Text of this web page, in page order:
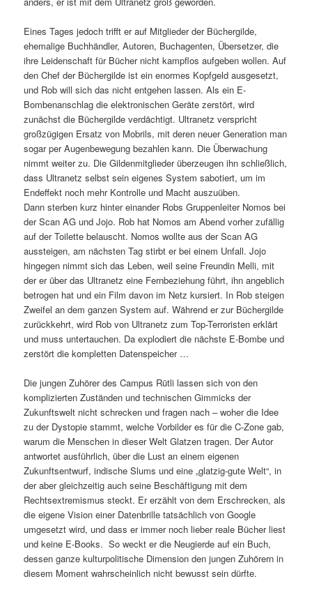
Eines Tages jedoch trifft er auf Mitglieder der Büchergilde,
ehemalige Buchhändler, Autoren, Buchagenten, Übersetzer, die
ihre Leidenschaft für Bücher nicht kampflos aufgeben wollen. Auf
den Chef der Büchergilde ist ein enormes Kopfgeld ausgesetzt,
und Rob will sich das nicht entgehen lassen. Als ein E-
Bombenanschlag die elektronischen Geräte zerstört, wird
zunächst die Büchergilde verdächtigt. Ultranetz verspricht
großzügigen Ersatz von Mobrils, mit deren neuer Generation man
sogar per Augenbewegung bezahlen kann. Die Überwachung
nimmt weiter zu. Die Gildenmitglieder überzeugen ihn schließlich,
dass Ultranetz selbst sein eigenes System sabotiert, um im
Endeffekt noch mehr Kontrolle und Macht auszuüben.
Dann sterben kurz hinter einander Robs Gruppenleiter Nomos bei
der Scan AG und Jojo. Rob hat Nomos am Abend vorher zufällig
auf der Toilette belauscht. Nomos wollte aus der Scan AG
aussteigen, am nächsten Tag stirbt er bei einem Unfall. Jojo
hingegen nimmt sich das Leben, weil seine Freundin Melli, mit
der er über das Ultranetz eine Fernbeziehung führt, ihn angeblich
betrogen hat und ein Film davon im Netz kursiert. In Rob steigen
Zweifel an dem ganzen System auf. Während er zur Büchergilde
zurückkehrt, wird Rob von Ultranetz zum Top-Terroristen erklärt
und muss untertauchen. Da explodiert die nächste E-Bombe und
zerstört die kompletten Datenspeicher …
Die jungen Zuhörer des Campus Rütli lassen sich von den
komplizierten Zuständen und technischen Gimmicks der
Zukunftswelt nicht schrecken und fragen nach – woher die Idee
zu der Dystopie stammt, welche Vorbilder es für die C-Zone gab,
warum die Menschen in dieser Welt Glatzen tragen. Der Autor
antwortet ausführlich, über die Lust an einem eigenen
Zukunftsentwurf, indische Slums und eine „glatzig-gute Welt“, in
der aber gleichzeitig auch seine Beschäftigung mit dem
Rechtsextremismus steckt. Er erzählt von dem Erschrecken, als
die eigene Vision einer Datenbrille tatsächlich von Google
umgesetzt wird, und dass er immer noch lieber reale Bücher liest
und keine E-Books. So weckt er die Neugierde auf ein Buch,
dessen ganze kulturpolitische Dimension den jungen Zuhörern in
diesem Moment wahrscheinlich nicht bewusst sein dürfte.